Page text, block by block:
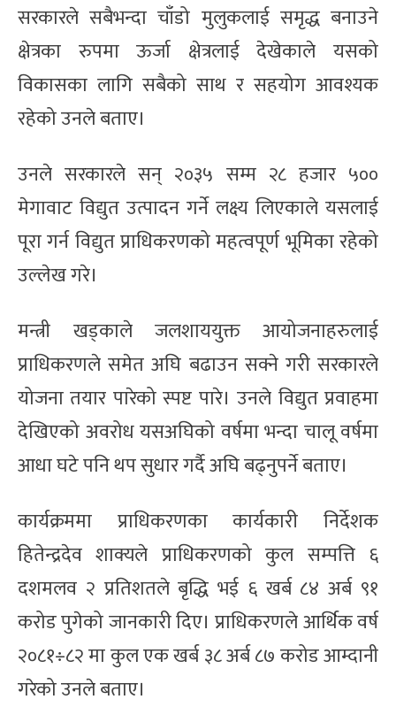
सरकारले सबैभन्दा चाँडो मुलुकलाई समृद्ध बनाउने
क्षेत्रका रुपमा ऊर्जा क्षेत्रलाई देखेकाले यसको
विकासका लागि सबैको साथ र सहयोग आवश्यक
रहेको उनले बताए।
उनले सरकारले सन् २०३५ सम्म २८ हजार ५००
मेगावाट विद्युत उत्पादन गर्ने लक्ष्य लिएकाले यसलाई
पूरा गर्न विद्युत प्राधिकरणको महत्वपूर्ण भूमिका रहेको
उल्लेख गरे।
मन्त्री खड्काले जलशाययुक्त आयोजनाहरुलाई
प्राधिकरणले समेत अघि बढाउन सक्ने गरी सरकारले
योजना तयार पारेको स्पष्ट पारे। उनले विद्युत प्रवाहमा
देखिएको अवरोध यसअघिको वर्षमा भन्दा चालू वर्षमा
आधा घटे पनि थप सुधार गर्दै अघि बढ्नुपर्ने बताए।
कार्यक्रममा प्राधिकरणका कार्यकारी निर्देशक
हितेन्द्रदेव शाक्यले प्राधिकरणको कुल सम्पत्ति ६
दशमलव २ प्रतिशतले बृद्धि भई ६ खर्ब ८४ अर्ब ९१
करोड पुगेको जानकारी दिए। प्राधिकरणले आर्थिक वर्ष
२०८१÷८२ मा कुल एक खर्ब ३८ अर्ब ८७ करोड आम्दानी
गरेको उनले बताए।